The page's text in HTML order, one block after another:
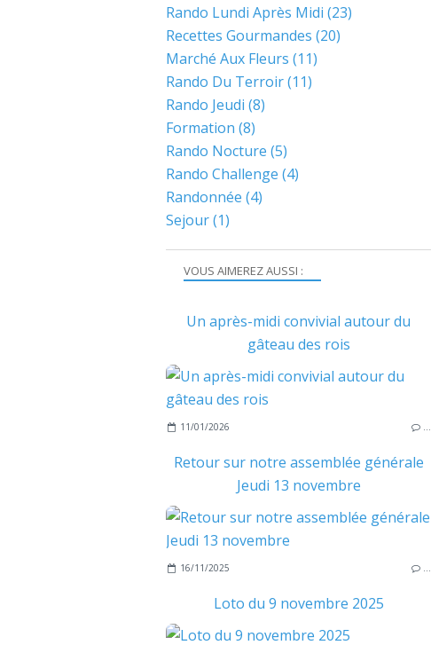
VOUS AIMEREZ AUSSI :
Un après-midi convivial autour du
gâteau des rois
11/01/2026 …
Retour sur notre assemblée générale
Jeudi 13 novembre
16/11/2025 …
Loto du 9 novembre 2025
Rando Lundi Après Midi (23)
Recettes Gourmandes (20)
Marché Aux Fleurs (11)
Rando Du Terroir(11)
Rando Jeudi (8)
Formation (8)
Rando Nocture (5)
Rando Challenge (4)
Randonnée (4)
Sejour(1)